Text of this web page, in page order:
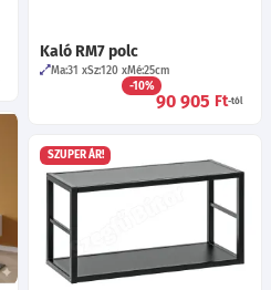
Kaló RM7 polc
Ma:31 Sz:120 Mé:25cm
-10%
90 905 Ft-tól
SZUPER ÁR!